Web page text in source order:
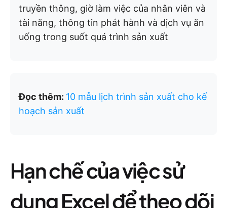
truyền thông, giờ làm việc của nhân viên và
tài năng, thông tin phát hành và dịch vụ ăn
uống trong suốt quá trình sản xuất
Đọc thêm: 10 mẫu lịch trình sản xuất cho kế
hoạch sản xuất
Hạn chế của việc sử
dụng Excel để theo dõi